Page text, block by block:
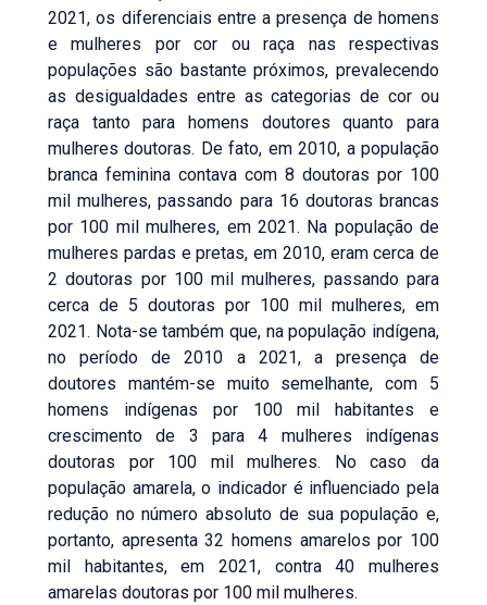
2021, os diferenciais entre a presença de homens
e mulheres por cor ou raça nas respectivas
populações são bastante próximos, prevalecendo
as desigualdades entre as categorias de cor ou
raça tanto para homens doutores quanto para
mulheres doutoras. De fato, em 2010, a população
branca feminina contava com 8 doutoras por 100
mil mulheres, passando para 16 doutoras brancas
por 100 mil mulheres, em 2021. Na população de
mulheres pardas e pretas, em 2010, eram cerca de
2 doutoras por 100 mil mulheres, passando para
cerca de 5 doutoras por 100 mil mulheres, em
2021. Nota-se também que, na população indígena,
no período de 2010 a 2021, a presença de
doutores mantém-se muito semelhante, com 5
homens indígenas por 100 mil habitantes e
crescimento de 3 para 4 mulheres indígenas
doutoras por 100 mil mulheres. No caso da
população amarela, o indicador é influenciado pela
redução no número absoluto de sua população e,
portanto, apresenta 32 homens amarelos por 100
mil habitantes, em 2021, contra 40 mulheres
amarelas doutoras por 100 mil mulheres.